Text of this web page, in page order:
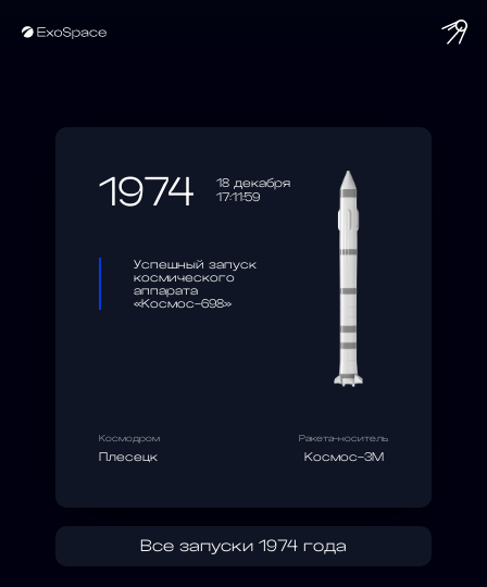
1974
18 декабря
17:11:59
Успешный запуск
космического
аппарата
«Космос-698»
Космодром
Плесецк
Ракета-носитель
Космос-3М
Все запуски 1974 года